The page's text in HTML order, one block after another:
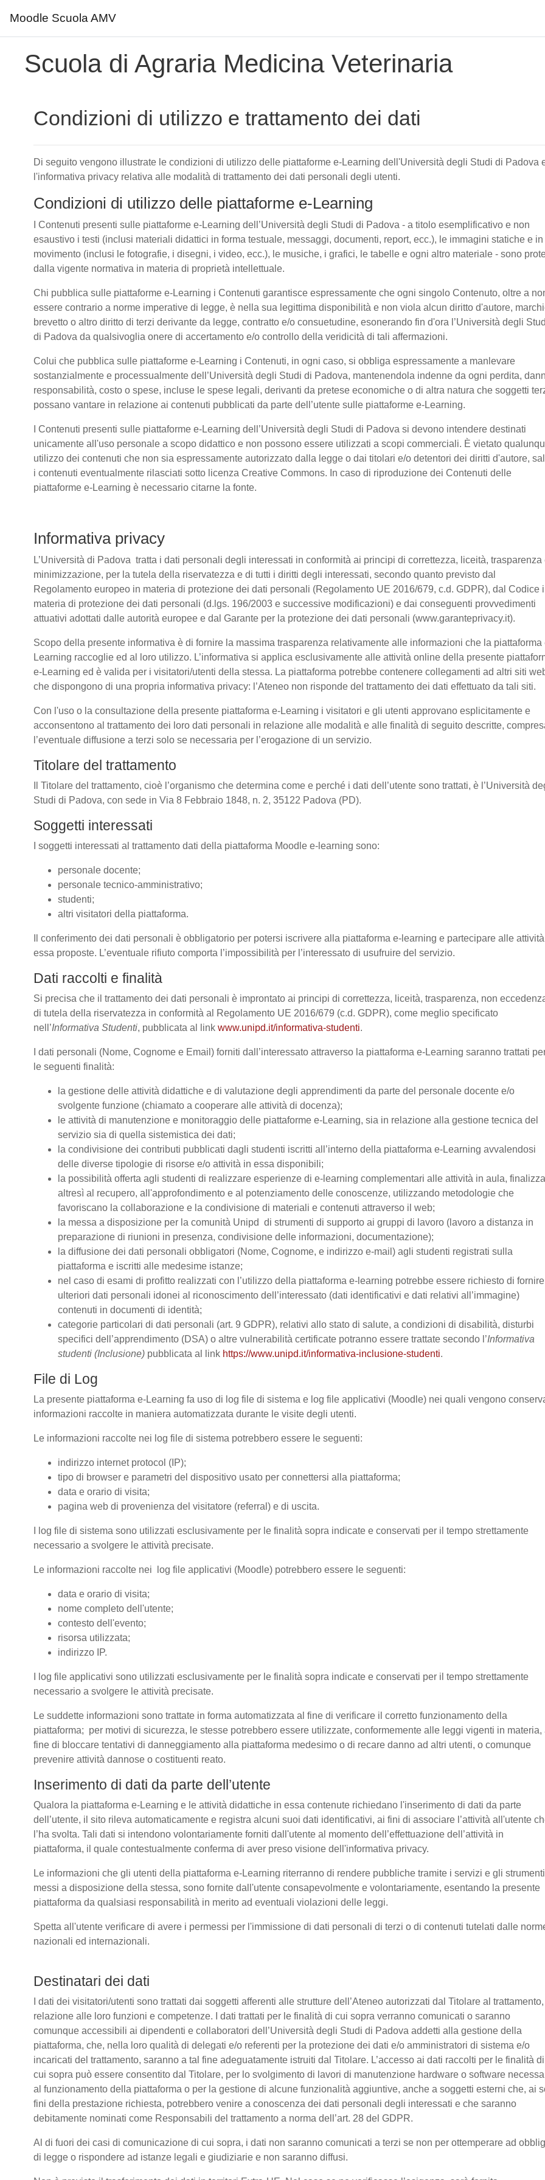
Moodle Scuola AMV
Scuola di Agraria Medicina Veterinaria
Condizioni di utilizzo e trattamento dei dati
Di seguito vengono illustrate le condizioni di utilizzo delle piattaforme e-Learning dell'Università degli Studi di Padova
l'informativa privacy relativa alle modalità di trattamento dei dati personali degli utenti.
Condizioni di utilizzo delle piattaforme e-Learning
I Contenuti presenti sulle piattaforme e-Learning dell’Università degli Studi di Padova - a titolo esemplificativo e non
esaustivo i testi (inclusi materiali didattici in forma testuale, messaggi, documenti, report, ecc.), le immagini statiche e in
movimento (inclusi le fotografie, i disegni, i video, ecc.), le musiche, i grafici, le tabelle e ogni altro materiale - sono
dalla vigente normativa in materia di proprietà intellettuale.
Chi pubblica sulle piattaforme e-Learning i Contenuti garantisce espressamente che ogni singolo Contenuto, oltre a
essere contrario a norme imperative di legge, è nella sua legittima disponibilità e non viola alcun diritto d'autore,
brevetto o altro diritto di terzi derivante da legge, contratto e/o consuetudine, esonerando fin d'ora l’Università degli
di Padova da qualsivoglia onere di accertamento e/o controllo della veridicità di tali affermazioni.
Colui che pubblica sulle piattaforme e-Learning i Contenuti, in ogni caso, si obbliga espressamente a manlevare
sostanzialmente e processualmente dell’Università degli Studi di Padova, mantenendola indenne da ogni perdita,
responsabilità, costo o spese, incluse le spese legali, derivanti da pretese economiche o di altra natura che soggetti
possano vantare in relazione ai contenuti pubblicati da parte dell’utente sulle piattaforme e-Learning.
I Contenuti presenti sulle piattaforme e-Learning dell’Università degli Studi di Padova si devono intendere destinati
unicamente all'uso personale a scopo didattico e non possono essere utilizzati a scopi commerciali. È vietato
utilizzo dei contenuti che non sia espressamente autorizzato dalla legge o dai titolari e/o detentori dei diritti d'autore,
i contenuti eventualmente rilasciati sotto licenza Creative Commons. In caso di riproduzione dei Contenuti delle
piattaforme e-Learning è necessario citarne la fonte.
Informativa privacy
L’Università di Padova tratta i dati personali degli interessati in conformità ai principi di correttezza, liceità, trasparenza
minimizzazione, per la tutela della riservatezza e di tutti i diritti degli interessati, secondo quanto previsto dal
Regolamento europeo in materia di protezione dei dati personali (Regolamento UE 2016/679, c.d. GDPR), dal Codice
materia di protezione dei dati personali (d.lgs. 196/2003 e successive modificazioni) e dai conseguenti provvedimenti
attuativi adottati dalle autorità europee e dal Garante per la protezione dei dati personali (www.garanteprivacy.it).
Scopo della presente informativa è di fornire la massima trasparenza relativamente alle informazioni che la piattaforma
Learning raccoglie ed al loro utilizzo. L’informativa si applica esclusivamente alle attività online della presente
e-Learning ed è valida per i visitatori/utenti della stessa. La piattaforma potrebbe contenere collegamenti ad altri siti
che dispongono di una propria informativa privacy: l’Ateneo non risponde del trattamento dei dati effettuato da tali siti.
Con l'uso o la consultazione della presente piattaforma e-Learning i visitatori e gli utenti approvano esplicitamente e
acconsentono al trattamento dei loro dati personali in relazione alle modalità e alle finalità di seguito descritte,
l’eventuale diffusione a terzi solo se necessaria per l’erogazione di un servizio.
Titolare del trattamento
Il Titolare del trattamento, cioè l’organismo che determina come e perché i dati dell’utente sono trattati, è l’Università
Studi di Padova, con sede in Via 8 Febbraio 1848, n. 2, 35122 Padova (PD).
Soggetti interessati
I soggetti interessati al trattamento dati della piattaforma Moodle e-learning sono:
personale docente;
personale tecnico-amministrativo;
studenti;
altri visitatori della piattaforma.
Il conferimento dei dati personali è obbligatorio per potersi iscrivere alla piattaforma e-learning e partecipare alle
essa proposte. L’eventuale rifiuto comporta l’impossibilità per l’interessato di usufruire del servizio.
Dati raccolti e finalità
Si precisa che il trattamento dei dati personali è improntato ai principi di correttezza, liceità, trasparenza, non
di tutela della riservatezza in conformità al Regolamento UE 2016/679 (c.d. GDPR), come meglio specificato
nell’Informativa Studenti, pubblicata al link www.unipd.it/informativa-studenti.
I dati personali (Nome, Cognome e Email) forniti dall’interessato attraverso la piattaforma e-Learning saranno trattati
le seguenti finalità:
la gestione delle attività didattiche e di valutazione degli apprendimenti da parte del personale docente e/o
svolgente funzione (chiamato a cooperare alle attività di docenza);
le attività di manutenzione e monitoraggio delle piattaforme e-Learning, sia in relazione alla gestione tecnica del
servizio sia di quella sistemistica dei dati;
la condivisione dei contributi pubblicati dagli studenti iscritti all’interno della piattaforma e-Learning avvalendosi
delle diverse tipologie di risorse e/o attività in essa disponibili;
la possibilità offerta agli studenti di realizzare esperienze di e-learning complementari alle attività in aula,
altresì al recupero, all'approfondimento e al potenziamento delle conoscenze, utilizzando metodologie che
favoriscano la collaborazione e la condivisione di materiali e contenuti attraverso il web;
la messa a disposizione per la comunità Unipd di strumenti di supporto ai gruppi di lavoro (lavoro a distanza in
preparazione di riunioni in presenza, condivisione delle informazioni, documentazione);
la diffusione dei dati personali obbligatori (Nome, Cognome, e indirizzo e-mail) agli studenti registrati sulla
piattaforma e iscritti alle medesime istanze;
nel caso di esami di profitto realizzati con l’utilizzo della piattaforma e-learning potrebbe essere richiesto di fornire
ulteriori dati personali idonei al riconoscimento dell’interessato (dati identificativi e dati relativi all’immagine)
contenuti in documenti di identità;
categorie particolari di dati personali (art. 9 GDPR), relativi allo stato di salute, a condizioni di disabilità, disturbi
specifici dell’apprendimento (DSA) o altre vulnerabilità certificate potranno essere trattate secondo l’Informativa
studenti (Inclusione) pubblicata al link https://www.unipd.it/informativa-inclusione-studenti.
File di Log
La presente piattaforma e-Learning fa uso di log file di sistema e log file applicativi (Moodle) nei quali vengono
informazioni raccolte in maniera automatizzata durante le visite degli utenti.
Le informazioni raccolte nei log file di sistema potrebbero essere le seguenti:
indirizzo internet protocol (IP);
tipo di browser e parametri del dispositivo usato per connettersi alla piattaforma;
data e orario di visita;
pagina web di provenienza del visitatore (referral) e di uscita.
I log file di sistema sono utilizzati esclusivamente per le finalità sopra indicate e conservati per il tempo strettamente
necessario a svolgere le attività precisate.
Le informazioni raccolte nei log file applicativi (Moodle) potrebbero essere le seguenti:
data e orario di visita;
nome completo dell'utente;
contesto dell'evento;
risorsa utilizzata;
indirizzo IP.
I log file applicativi sono utilizzati esclusivamente per le finalità sopra indicate e conservati per il tempo strettamente
necessario a svolgere le attività precisate.
Le suddette informazioni sono trattate in forma automatizzata al fine di verificare il corretto funzionamento della
piattaforma; per motivi di sicurezza, le stesse potrebbero essere utilizzate, conformemente alle leggi vigenti in materia,
fine di bloccare tentativi di danneggiamento alla piattaforma medesimo o di recare danno ad altri utenti, o comunque
prevenire attività dannose o costituenti reato.
Inserimento di dati da parte dell’utente
Qualora la piattaforma e-Learning e le attività didattiche in essa contenute richiedano l'inserimento di dati da parte
dell’utente, il sito rileva automaticamente e registra alcuni suoi dati identificativi, ai fini di associare l’attività all'utente
l’ha svolta. Tali dati si intendono volontariamente forniti dall'utente al momento dell’effettuazione dell’attività in
piattaforma, il quale contestualmente conferma di aver preso visione dell'informativa privacy.
Le informazioni che gli utenti della piattaforma e-Learning riterranno di rendere pubbliche tramite i servizi e gli strumenti
messi a disposizione della stessa, sono fornite dall'utente consapevolmente e volontariamente, esentando la presente
piattaforma da qualsiasi responsabilità in merito ad eventuali violazioni delle leggi.
Spetta all'utente verificare di avere i permessi per l'immissione di dati personali di terzi o di contenuti tutelati dalle
nazionali ed internazionali.
Destinatari dei dati
I dati dei visitatori/utenti sono trattati dai soggetti afferenti alle strutture dell’Ateneo autorizzati dal Titolare al
relazione alle loro funzioni e competenze. I dati trattati per le finalità di cui sopra verranno comunicati o saranno
comunque accessibili ai dipendenti e collaboratori dell’Università degli Studi di Padova addetti alla gestione della
piattaforma, che, nella loro qualità di delegati e/o referenti per la protezione dei dati e/o amministratori di sistema e/o
incaricati del trattamento, saranno a tal fine adeguatamente istruiti dal Titolare. L’accesso ai dati raccolti per le finalità di
cui sopra può essere consentito dal Titolare, per lo svolgimento di lavori di manutenzione hardware o software
al funzionamento della piattaforma o per la gestione di alcune funzionalità aggiuntive, anche a soggetti esterni che, ai
fini della prestazione richiesta, potrebbero venire a conoscenza dei dati personali degli interessati e che saranno
debitamente nominati come Responsabili del trattamento a norma dell’art. 28 del GDPR.
Al di fuori dei casi di comunicazione di cui sopra, i dati non saranno comunicati a terzi se non per ottemperare ad
di legge o rispondere ad istanze legali e giudiziarie e non saranno diffusi.